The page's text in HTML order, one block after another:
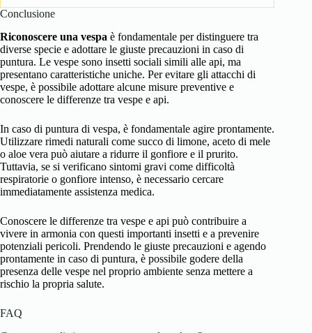
Conclusione
Riconoscere una vespa è fondamentale per distinguere tra
diverse specie e adottare le giuste precauzioni in caso di
puntura. Le vespe sono insetti sociali simili alle api, ma
presentano caratteristiche uniche. Per evitare gli attacchi di
vespe, è possibile adottare alcune misure preventive e
conoscere le differenze tra vespe e api.
In caso di puntura di vespa, è fondamentale agire prontamente.
Utilizzare rimedi naturali come succo di limone, aceto di mele
o aloe vera può aiutare a ridurre il gonfiore e il prurito.
Tuttavia, se si verificano sintomi gravi come difficoltà
respiratorie o gonfiore intenso, è necessario cercare
immediatamente assistenza medica.
Conoscere le differenze tra vespe e api può contribuire a
vivere in armonia con questi importanti insetti e a prevenire
potenziali pericoli. Prendendo le giuste precauzioni e agendo
prontamente in caso di puntura, è possibile godere della
presenza delle vespe nel proprio ambiente senza mettere a
rischio la propria salute.
FAQ